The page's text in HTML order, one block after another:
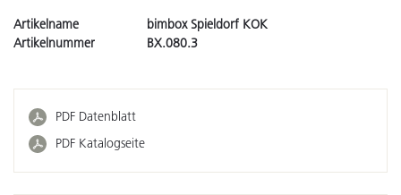
Artikelname
bimbox Spieldorf KOK
Artikelnummer
BX.080.3
PDF Datenblatt
PDF Katalogseite